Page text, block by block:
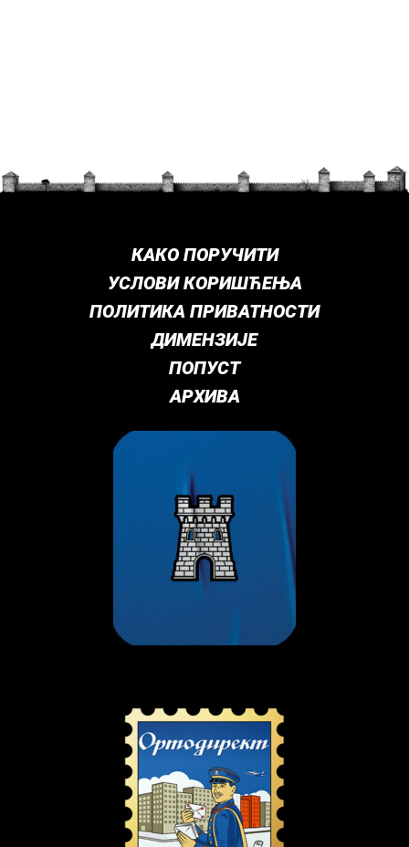
КАКО ПОРУЧИТИ
УСЛОВИ КОРИШЋЕЊА
ПОЛИТИКА ПРИВАТНОСТИ
ДИМЕНЗИЈЕ
ПОПУСТ
АРХИВА